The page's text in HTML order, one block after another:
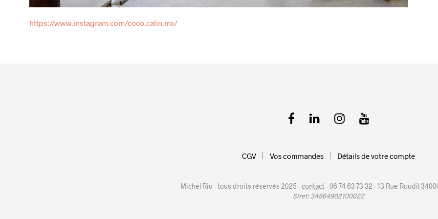
https://www.instagram.com/coco.calin.mx/
CGV Vos commandes Détails de votre compte
Michel Riu - tous droits réservés 2025 -contact- 06 74 63 73 32 - 13 Rue Roudil
Siret: 34864902100022